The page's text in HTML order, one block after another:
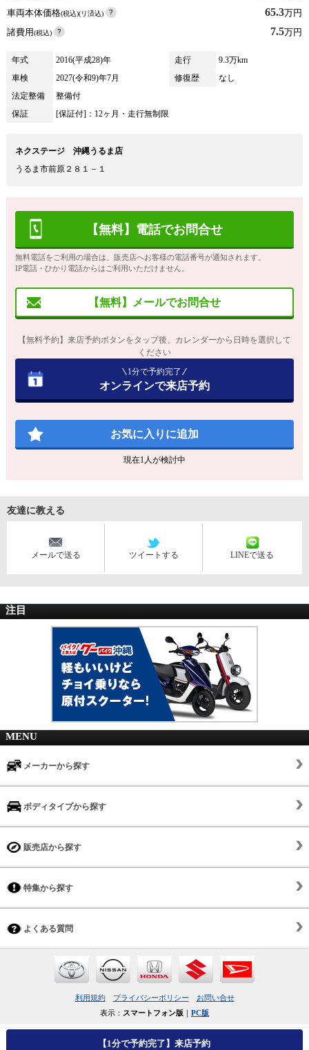
車両本体価格(税込)(リ済込) 65.3万円
諸費用(税込) 7.5万円
年式 2016(平成28)年 走行
9.3万km
車検
2027(令和9)年7月 修復歴
なし
法定整備
整備付
保証
[保証付]：12ヶ月・走行無制限
ネクステージ 沖縄うるま店
うるま市前原２８１－１
【無料】電話でお問合せ
無料電話をご利用の場合は、販売店へお客様の電話番号が通知されます。
IP電話・ひかり電話からはご利用いただけません。
【無料】メールでお問合せ
【無料予約】来店予約ボタンをタップ後、カレンダーから日時を選択して
ください
1分で予約完了
オンラインで来店予約
お気に入りに追加
現在1 人が検討中
友達に教える
メールで送る ツイートする LINEで送る
【1分で予約完了】来店予約
注目
MENU
メーカーから探す
ボディタイプから探す
販売店から探す
特集から探す
よくある質問
利用規約 プライバシーポリシー
お問い合せ
表示： スマートフォン版 ｜ PC版